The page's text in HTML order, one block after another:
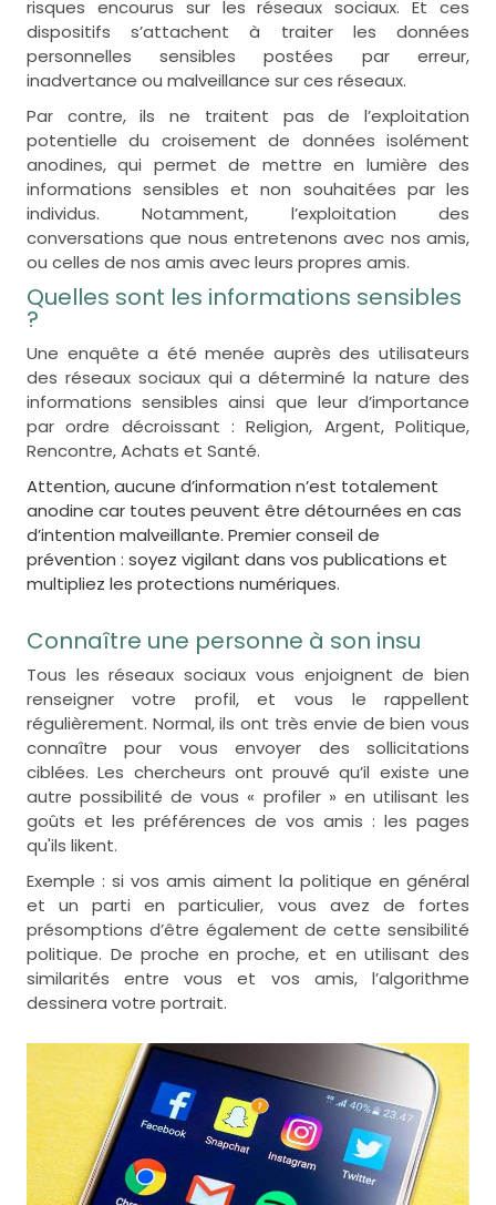
risques encourus sur les réseaux sociaux. Et ces
dispositifs s’attachent à traiter les données
personnelles sensibles postées par erreur,
inadvertance ou malveillance sur ces réseaux.
Par contre, ils ne traitent pas de l’exploitation
potentielle du croisement de données isolément
anodines, qui permet de mettre en lumière des
informations sensibles et non souhaitées par les
individus. Notamment, l’exploitation des
conversations que nous entretenons avec nos amis,
ou celles de nos amis avec leurs propres amis.
Quelles sont les informations sensibles
?
Une enquête a été menée auprès des utilisateurs
des réseaux sociaux qui a déterminé la nature des
informations sensibles ainsi que leur d’importance
par ordre décroissant : Religion, Argent, Politique,
Rencontre, Achats et Santé.
Attention, aucune d’information n’est totalement
anodine car toutes peuvent être détournées en cas
d’intention malveillante. Premier conseil de
prévention : soyez vigilant dans vos publications et
multipliez les protections numériques.
Connaître une personne à son insu
Tous les réseaux sociaux vous enjoignent de bien
renseigner votre profil, et vous le rappellent
régulièrement. Normal, ils ont très envie de bien vous
connaître pour vous envoyer des sollicitations
ciblées. Les chercheurs ont prouvé qu’il existe une
autre possibilité de vous « profiler » en utilisant les
goûts et les préférences de vos amis : les pages
qu'ils likent.
Exemple : si vos amis aiment la politique en général
et un parti en particulier, vous avez de fortes
présomptions d’être également de cette sensibilité
politique. De proche en proche, et en utilisant des
similarités entre vous et vos amis, l’algorithme
dessinera votre portrait.